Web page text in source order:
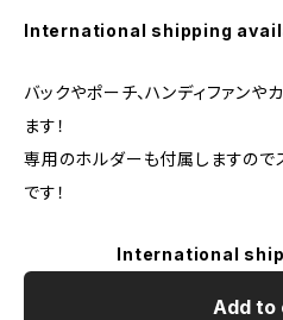
International shipping
バックやポーチ、ハンディファン
ます！
専用のホルダーも付属しますので
です！
International
Add to